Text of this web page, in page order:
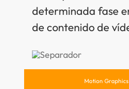
determinada fase
de contenido de
Motion Graphics